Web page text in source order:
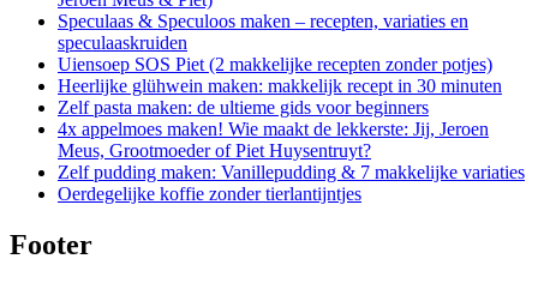
Speculaas & Speculoos maken – recepten, variaties en
speculaaskruiden
Uiensoep SOS Piet (2 makkelijke recepten zonder potjes)
Heerlijke glühwein maken: makkelijk recept in 30 minuten
Zelf pasta maken: de ultieme gids voor beginners
4x appelmoes maken! Wie maakt de lekkerste: Jij, Jeroen
Meus, Grootmoeder of Piet Huysentruyt?
Zelf pudding maken: Vanillepudding & 7 makkelijke variaties
Oerdegelijke koffie zonder tierlantijntjes
Footer